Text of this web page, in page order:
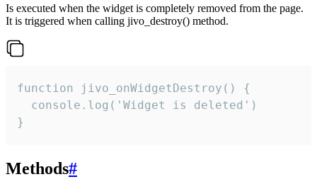
Is executed when the widget is completely removed from the page.
It is triggered when calling jivo_destroy() method.
function jivo_onWidgetDestroy() {
  console.log('Widget is deleted')
}
Methods#